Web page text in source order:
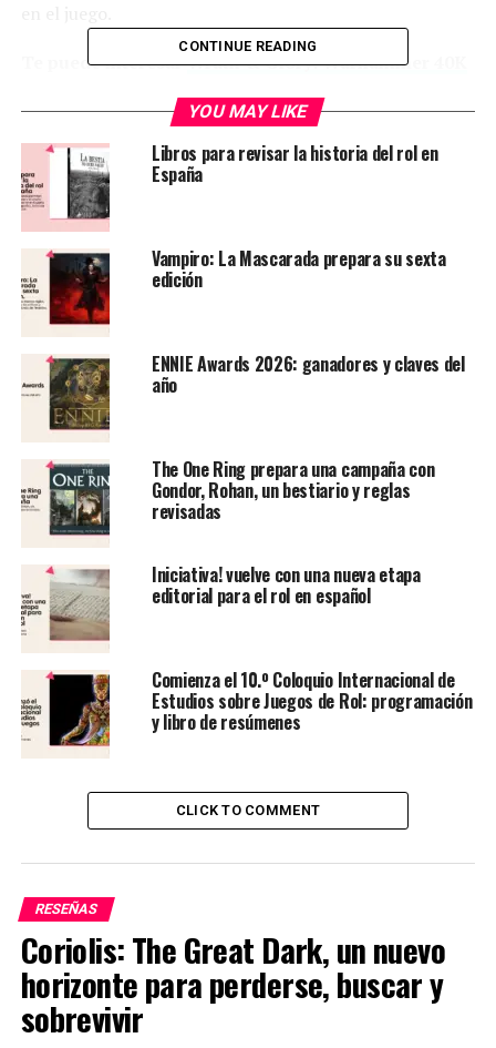
Te puede interesarWrath & Glory: Warhammer 40K
Este manual emplea un sistema D100, donde, utilizando
estadísticas, un dado de diez caras y otro porcentual, se
llevan a cabo las acciones de los personajes. La gestión
de la hoja de personaje y las mecánicas de cada clase son
directas, lo que convierte a “Exiliados” en un manual
muy accesible para aquellos que deseen adentrarse en el
hobby sin enfrentar una complejidad abrumadora. No
obstante, esto no debería desanimar a los veteranos del
rol, ya que “Exiliados” presenta algunos aspectos
interesantes incluso para aquellos con muchos años de
experiencia alrededor de la mesa.
estadísticas principales que se detallarán brevemente:
Melé: Utilizada para acciones que requieren
esfuerzo físico en combate cuerpo a cuerpo.
Proyectiles:
CONTINUE READING
YOU MAY LIKE
Libros para revisar la historia del rol en
España
Vampiro: La Mascarada prepara su sexta
edición
ENNIE Awards 2026: ganadores y claves del
año
The One Ring prepara una campaña con
Gondor, Rohan, un bestiario y reglas
revisadas
Iniciativa! vuelve con una nueva etapa
editorial para el rol en español
Comienza el 10.º Coloquio Internacional de
Estudios sobre Juegos de Rol: programación
y libro de resúmenes
CLICK TO COMMENT
RESEÑAS
Coriolis: The Great Dark, un nuevo
horizonte para perderse, buscar y
sobrevivir